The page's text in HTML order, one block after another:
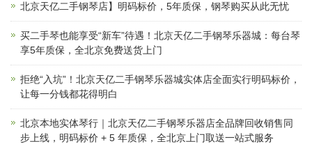
北京天亿二手钢琴店】明码标价，5年质保，钢琴购买从此无忧
买二手琴也能享受“新车”待遇！北京天亿二手钢琴乐器城：每台琴
享5年质保，全北京免费送货上门
拒绝“入坑”！北京天亿二手钢琴乐器城实体店全面实行明码标价，
让每一分钱都花得明白
北京本地实体琴行｜北京天亿二手钢琴乐器店全品牌回收销售同
步上线，明码标价 + 5 年质保，全北京上门取送一站式服务